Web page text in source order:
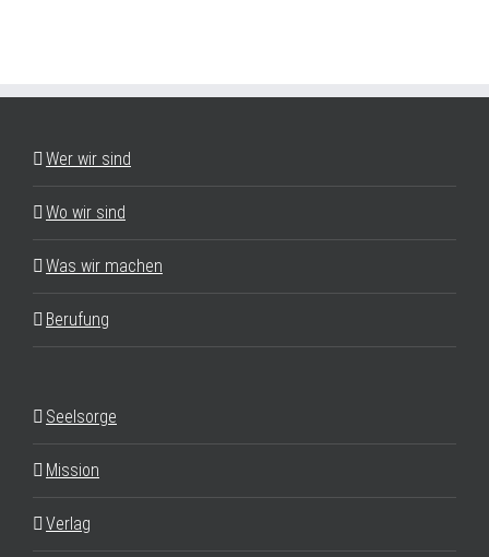
Wer wir sind
Wo wir sind
Was wir machen
Berufung
Seelsorge
Mission
Verlag